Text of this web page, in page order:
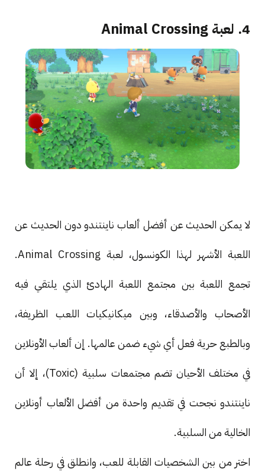
4. لعبة Animal Crossing
لا يمكن الحديث عن أفضل ألعاب ناينتندو دون الحديث عن
اللعبة الأشهر لهذا الكونسول، لعبة Animal Crossing.
تجمع اللعبة بين مجتمع اللعبة الهادئ الذي يلتقي فيه
الأصحاب والأصدقاء، وبين ميكانيكيات اللعب الظريفة،
وبالطبع حرية فعل أي شيء ضمن عالمها. إن ألعاب الأونلاين
في مختلف الأحيان تضم مجتمعات سلبية (Toxic)، إلا أن
ناينتندو نجحت في تقديم واحدة من أفضل الألعاب أونلاين
الخالية من السلبية.
اختر من بين الشخصيات القابلة للعب، وانطلق في رحلة عالم